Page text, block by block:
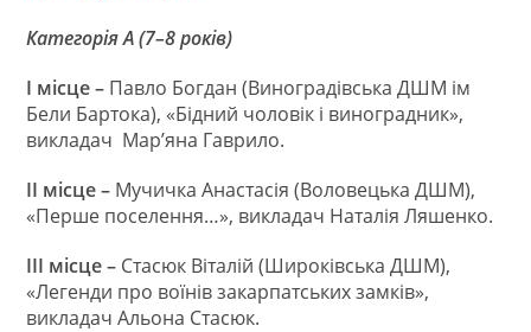
Категорія А (7–8 років)
I місце – Павло Богдан (Виноградівська ДШМ ім
Бели Бартока), «Бідний чоловік і виноградник»,
викладач Мар’яна Гаврило.
II місце – Мучичка Анастасія (Воловецька ДШМ),
«Перше поселення…», викладач Наталія Ляшенко.
III місце – Стасюк Віталій (Широківська ДШМ),
«Легенди про воїнів закарпатських замків»,
викладач Альона Стасюк.